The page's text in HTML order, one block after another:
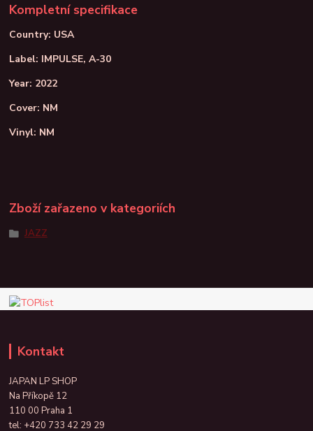
Kompletní specifikace
Country: USA
Label: IMPULSE, A-30
Year: 2022
Cover: NM
Vinyl: NM
Zboží zařazeno v kategoriích
JAZZ
Kontakt
JAPAN LP SHOP
Na Příkopě 12
110 00 Praha 1
tel: +420 733 42 29 29